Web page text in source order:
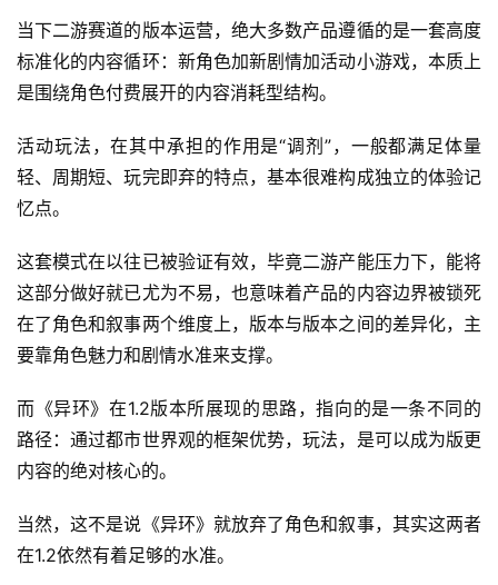
游
戏
界
手
游
戏
单
游
戏
闲
游
当下二游赛道的版本运营，绝大多数产品遵循的是一套高度
标准化的内容循环：新角色加新剧情加活动小游戏，本质上
是围绕角色付费展开的内容消耗型结构。
活动玩法，在其中承担的作用是“调剂”，一般都满足体量
轻、周期短、玩完即弃的特点，基本很难构成独立的体验记
忆点。
这套模式在以往已被验证有效，毕竟二游产能压力下，能将
这部分做好就已尤为不易，也意味着产品的内容边界被锁死
在了角色和叙事两个维度上，版本与版本之间的差异化，主
要靠角色魅力和剧情水准来支撑。
而《异环》在1.2版本所展现的思路，指向的是一条不同的
路径：通过都市世界观的框架优势，玩法，是可以成为版更
内容的绝对核心的。
当然，这不是说《异环》就放弃了角色和叙事，其实这两者
在1.2依然有着足够的水准。